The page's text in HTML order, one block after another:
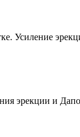
Усиление
эрекции и